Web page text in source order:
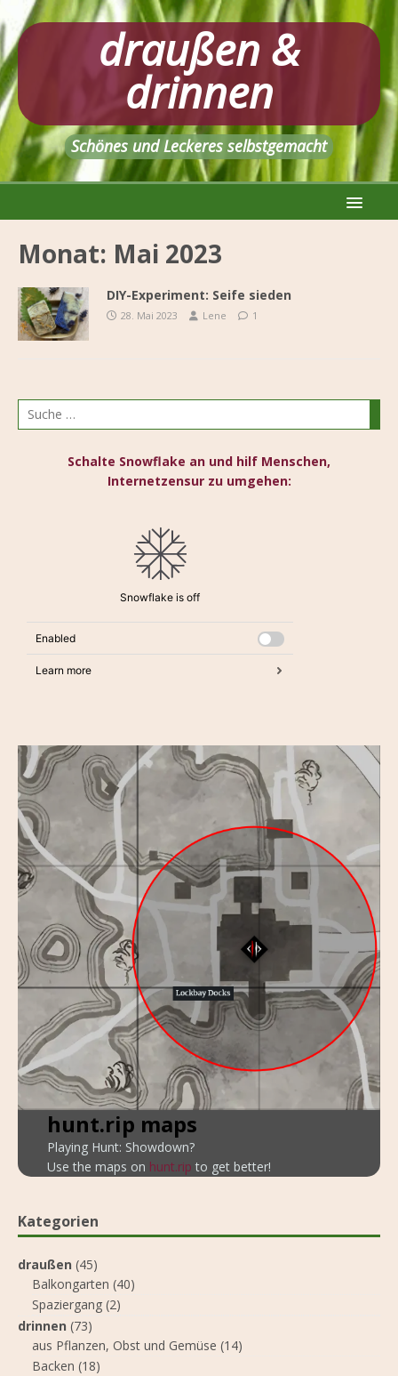
draußen &
drinnen
Schönes und Leckeres selbstgemacht
Monat: Mai 2023
DIY-Experiment: Seife sieden
28. Mai 2023 Lene 1
Schalte Snowflake an und hilf Menschen,
Internetzensur zu umgehen:
hunt.rip maps
Playing Hunt: Showdown?
Use the maps on hunt.rip to get better!
Kategorien
draußen (45)
Balkongarten (40)
Spaziergang (2)
drinnen (73)
aus Pflanzen, Obst und Gemüse (14)
Backen (18)